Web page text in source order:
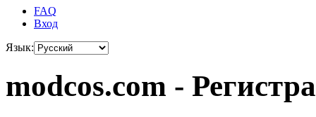
FAQ
Вход
Язык:
modcos.com -